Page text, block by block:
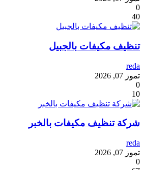
0
40
تنظيف مكيفات بالجبيل
reda
تموز 07, 2026
0
10
شركة تنظيف مكيفات بالخبر
reda
تموز 07, 2026
0